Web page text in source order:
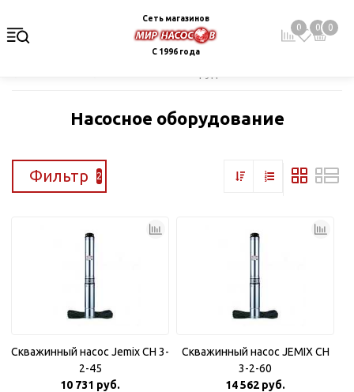
Сеть магазинов
С 1996 года
0 0 0
Насосное оборудование
Фильтр 2
Скважинный насос Jemix CH 3-
2-45
10 731 руб.
Скважинный насос JEMIX CH
3-2-60
14 562 руб.